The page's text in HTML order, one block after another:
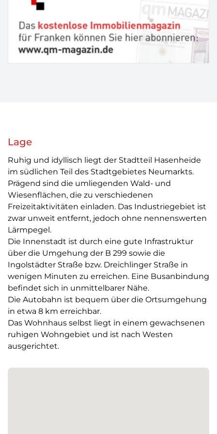
Lage
Ruhig und idyllisch liegt der Stadtteil Hasenheide
im südlichen Teil des Stadtgebietes Neumarkts.
Prägend sind die umliegenden Wald- und
Wiesenflächen, die zu verschiedenen
Freizeitaktivitäten einladen. Das Industriegebiet ist
zwar unweit entfernt, jedoch ohne nennenswerten
Lärmpegel.
Die Innenstadt ist durch eine gute Infrastruktur
über die Umgehung der B 299 sowie die
Ingolstädter Straße bzw. Dreichlinger Straße in
wenigen Minuten zu erreichen. Eine Busanbindung
befindet sich in unmittelbarer Nähe.
Die Autobahn ist bequem über die Ortsumgehung
in etwa 8 km erreichbar.
Das Wohnhaus selbst liegt in einem gewachsenen
ruhigen Wohngebiet und ist nach Westen
ausgerichtet.